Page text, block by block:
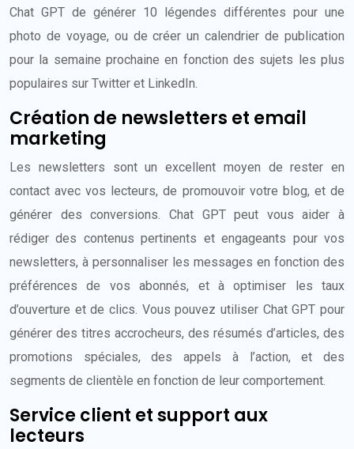
Chat GPT de générer 10 légendes différentes pour une
photo de voyage, ou de créer un calendrier de publication
pour la semaine prochaine en fonction des sujets les plus
populaires sur Twitter et LinkedIn.
Création de newsletters et email
marketing
Les newsletters sont un excellent moyen de rester en
contact avec vos lecteurs, de promouvoir votre blog, et de
générer des conversions. Chat GPT peut vous aider à
rédiger des contenus pertinents et engageants pour vos
newsletters, à personnaliser les messages en fonction des
préférences de vos abonnés, et à optimiser les taux
d’ouverture et de clics. Vous pouvez utiliser Chat GPT pour
générer des titres accrocheurs, des résumés d’articles, des
promotions spéciales, des appels à l’action, et des
segments de clientèle en fonction de leur comportement.
Service client et support aux
lecteurs